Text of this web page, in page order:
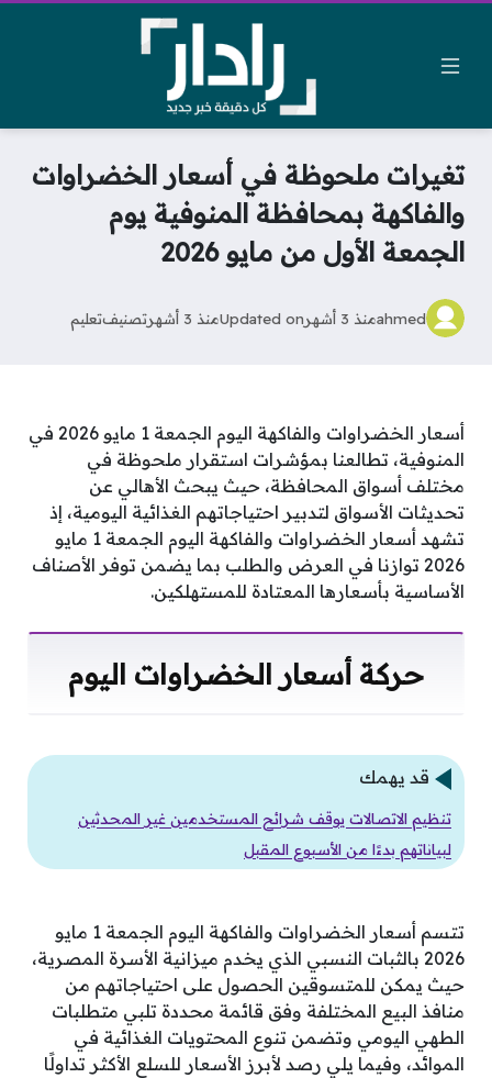
تغيرات ملحوظة في أسعار الخضراوات
والفاكهة بمحافظة المنوفية يوم
الجمعة الأول من مايو 2026
ahmedمنذ 3 أشهر Updated onمنذ 3 أشهر تصنيفتعليم
أسعار الخضراوات والفاكهة اليوم الجمعة 1 مايو 2026 في
المنوفية، تطالعنا بمؤشرات استقرار ملحوظة في
مختلف أسواق المحافظة، حيث يبحث الأهالي عن
تحديثات الأسواق لتدبير احتياجاتهم الغذائية اليومية، إذ
تشهد أسعار الخضراوات والفاكهة اليوم الجمعة 1 مايو
2026 توازنا في العرض والطلب بما يضمن توفر الأصناف
الأساسية بأسعارها المعتادة للمستهلكين.
حركة أسعار الخضراوات اليوم
قد يهمك
تنظيم الاتصالات يوقف شرائح المستخدمين غير المحدثين
لبياناتهم بدءًا من الأسبوع المقبل
تتسم أسعار الخضراوات والفاكهة اليوم الجمعة 1 مايو
2026 بالثبات النسبي الذي يخدم ميزانية الأسرة المصرية،
حيث يمكن للمتسوقين الحصول على احتياجاتهم من
منافذ البيع المختلفة وفق قائمة محددة تلبي متطلبات
الطهي اليومي وتضمن تنوع المحتويات الغذائية في
الموائد، وفيما يلي رصد لأبرز الأسعار للسلع الأكثر تداولًا